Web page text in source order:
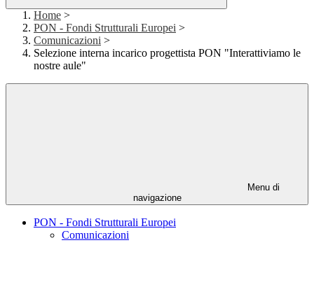
Home >
PON - Fondi Strutturali Europei >
Comunicazioni >
Selezione interna incarico progettista PON "Interattiviamo le
nostre aule"
Menu di
navigazione
PON - Fondi Strutturali Europei
Comunicazioni